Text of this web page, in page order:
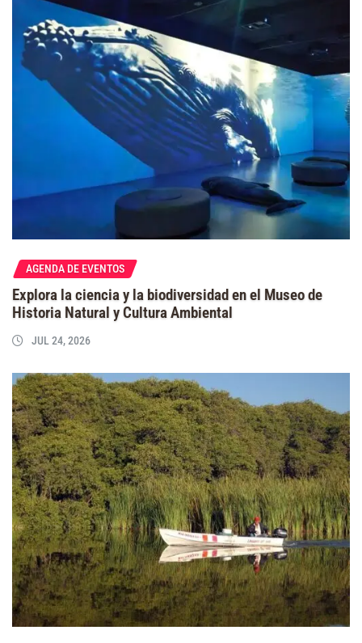
AGENDA DE EVENTOS
Explora la ciencia y la biodiversidad en el Museo de
Historia Natural y Cultura Ambiental
JUL 24, 2026